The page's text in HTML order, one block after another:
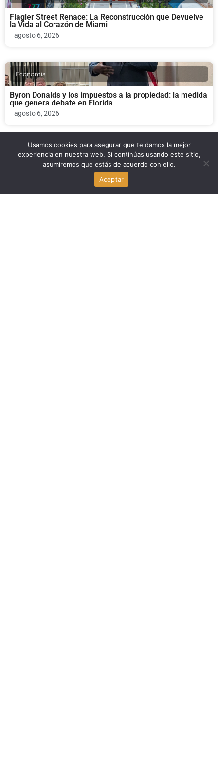
Flagler Street Renace: La Reconstrucción que Devuelve
la Vida al Corazón de Miami
agosto 6, 2026
Economia
Byron Donalds y los impuestos a la propiedad: la medida
que genera debate en Florida
agosto 6, 2026
Noticia Local
King Tides 2026: Inundaciones en las calles del Sur de
Usamos cookies para asegurar que te damos la mejor
experiencia en nuestra web. Si continúas usando este sitio,
asumiremos que estás de acuerdo con ello.
Aceptar